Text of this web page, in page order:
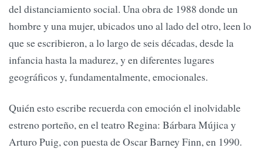
del distanciamiento social. Una obra de 1988 donde un
hombre y una mujer, ubicados uno al lado del otro, leen lo
que se escribieron, a lo largo de seis décadas, desde la
infancia hasta la madurez, y en diferentes lugares
geográficos y, fundamentalmente, emocionales.
Quién esto escribe recuerda con emoción el inolvidable
estreno porteño, en el teatro Regina: Bárbara Mújica y
Arturo Puig, con puesta de Oscar Barney Finn, en 1990.